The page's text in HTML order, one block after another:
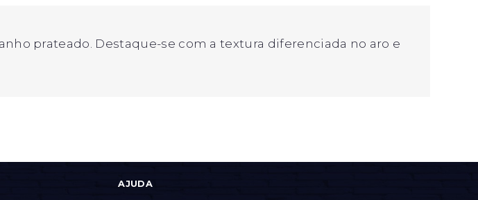
prateado. Destaque-se com a textura diferenciada no aro e
AJUDA